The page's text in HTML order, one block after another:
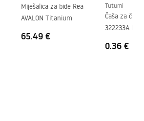
Miješalica za bide Rea
AVALON Titanium
65.49 €
Tutumi
Čaša za
322233A
0.36 €